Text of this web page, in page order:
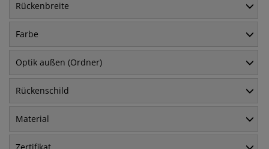
Rückenbreite
Farbe
Optik außen (Ordner)
Rückenschild
Material